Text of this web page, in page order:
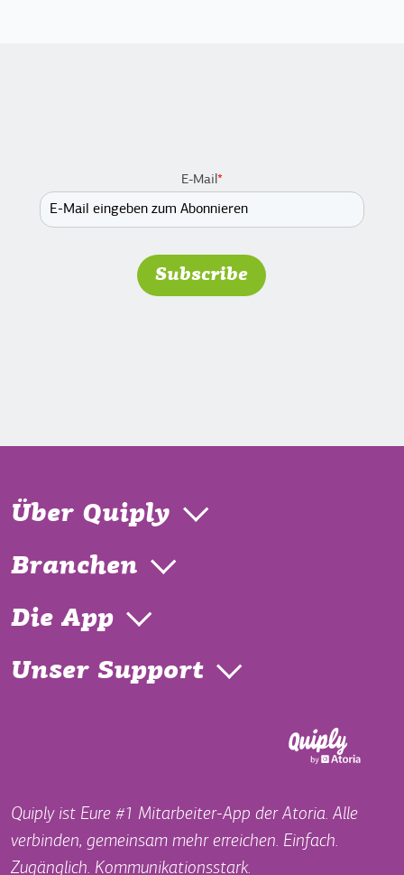
E-Mail*
Über Quiply
Branchen
Die App
Unser Support
Quiply ist Eure #1 Mitarbeiter-App der Atoria. Alle
verbinden, gemeinsam mehr erreichen. Einfach.
Zugänglich. Kommunikationsstark.